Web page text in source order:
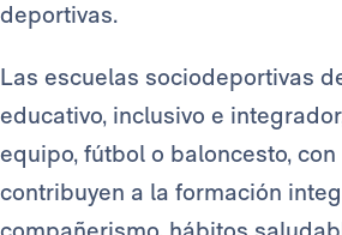
deportivas.
Las escuelas sociodeportivas
educativo, inclusivo e
equipo, fútbol o baloncesto,
contribuyen a la formación